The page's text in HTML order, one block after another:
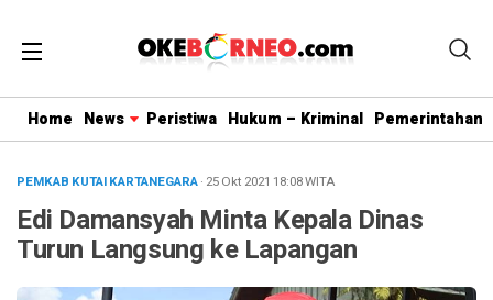
Home News Peristiwa Hukum – Kriminal Pemerintahan
PEMKAB KUTAI KARTANEGARA· 25 Okt 2021 18:08WITA
Edi Damansyah Minta Kepala Dinas
Turun Langsung ke Lapangan